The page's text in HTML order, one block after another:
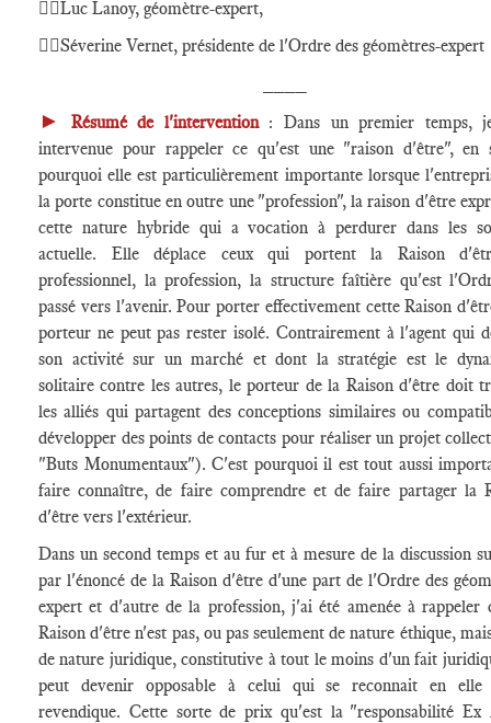
🕴🏻Luc Lanoy, géomètre-expert,
🕴🏻Séverine Vernet, présidente de l'Ordre des géomètres-expert
► Résumé de l'intervention: Dans un premier temps,
intervenue pour rappeler ce qu'est une "raison d'être", en
pourquoi elle est particulièrement importante lorsque
la porte constitue en outre une "profession", la raison d'être
cette nature hybride qui a vocation à perdurer dans les
actuelle. Elle déplace ceux qui portent la Raison
professionnel, la profession, la structure faîtière qu'est
passé vers l'avenir. Pour porter effectivement cette Raison
porteur ne peut pas rester isolé. Contrairement à l'agent qui
son activité sur un marché et dont la stratégie est le
solitaire contre les autres, le porteur de la Raison d'être doit
les alliés qui partagent des conceptions similaires ou
développer des points de contacts pour réaliser un projet
"Buts Monumentaux"). C'est pourquoi il est tout aussi
faire connaître, de faire comprendre et de faire partager la
d'être vers l'extérieur.
Dans un second temps et au fur et à mesure de la discussion
par l'énoncé de la Raison d'être d'une part de l'Ordre des
expert et d'autre de la profession, j'ai été amenée à rappeler
Raison d'être n'est pas, ou pas seulement de nature éthique,
de nature juridique, constitutive à tout le moins d'un fait
peut devenir opposable à celui qui se reconnait en
revendique. Cette sorte de prix qu'est la "responsabilité Ex